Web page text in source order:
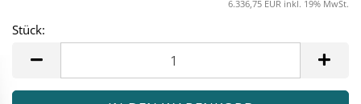
6.336,75 EUR inkl. 19% MwSt.
Stück: